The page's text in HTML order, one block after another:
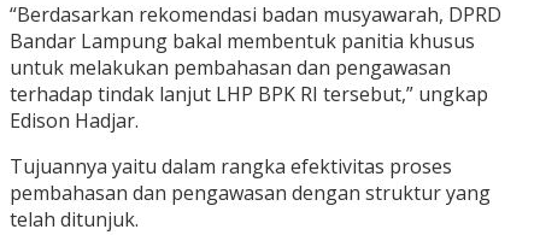
“Berdasarkan rekomendasi badan musyawarah, DPRD
Bandar Lampung bakal membentuk panitia khusus
untuk melakukan pembahasan dan pengawasan
terhadap tindak lanjut LHP BPK RI tersebut,” ungkap
Edison Hadjar.
Tujuannya yaitu dalam rangka efektivitas proses
pembahasan dan pengawasan dengan struktur yang
telah ditunjuk.